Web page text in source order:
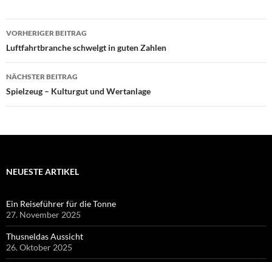
Beitragsnavigation
VORHERIGER BEITRAG
Luftfahrtbranche schwelgt in guten Zahlen
NÄCHSTER BEITRAG
Spielzeug – Kulturgut und Wertanlage
NEUESTE ARTIKEL
Ein Reiseführer für die Tonne
27. November 2025
Thusneldas Aussicht
26. Oktober 2025